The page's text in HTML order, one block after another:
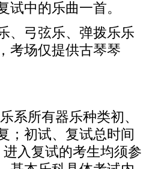
试中的乐曲一首。
、弓弦乐、弹拨乐乐
考场仅提供古琴琴
系所有器乐种类初、
；初试、复试总时间
入复试的考生均须参